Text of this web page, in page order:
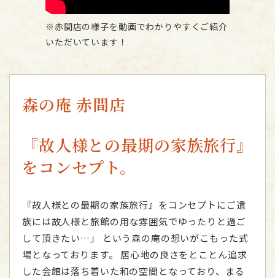
森の庵 赤間店
『故人様との最期の家族旅行』
をコンセプト。
『故人様との最期の家族旅行』をコンセプトにご遺
族には故人様と旅館の用な雰囲気でゆったりと過ご
して頂きたい…」
という森の庵の想いがこもった式
場となっております。
居心地の良さをとことん追求
した会館は落ち着いた和の空間となっており、まる
赤間店の様子を動画でわかりやすくご紹介
いただいています！